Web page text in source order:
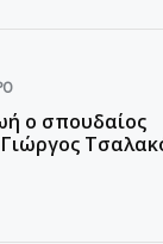
ο σπουδαίος